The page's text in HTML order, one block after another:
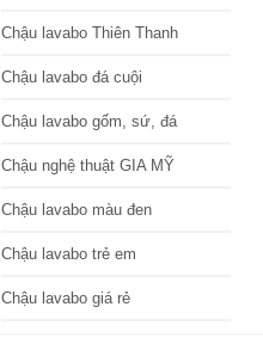
Chậu lavabo Thiên Thanh
Chậu lavabo đá cuội
Chậu lavabo gốm, sứ, đá
Chậu nghệ thuật GIA MỸ
Chậu lavabo màu đen
Chậu lavabo trẻ em
Chậu lavabo giá rẻ